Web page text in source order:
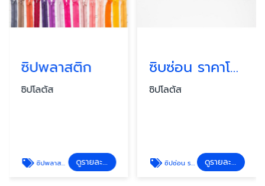
ซิปพลาสติก
ซิปโลตัส
ซิปพลาสติก ดูรายละเอียด
ซิบซ่อน ราคาโรงงาน
ซิปโลตัส
ซิปซ่อน ราคาโรงงาน ดูรายละเอียด